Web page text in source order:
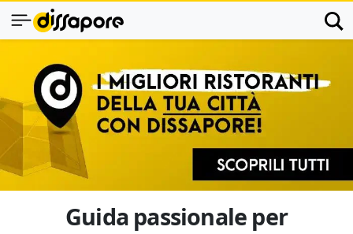
Guida passionale per